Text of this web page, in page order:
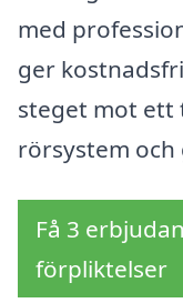
med
ger
steget mot ett
rörsystem
Få 3
förpliktelser